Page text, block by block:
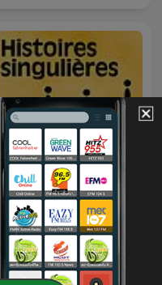
Histoires singulières